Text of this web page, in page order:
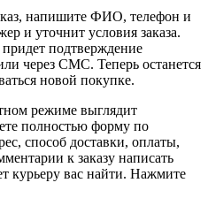
напишите ФИО, телефон и
и уточнит условия заказа.
придет подтверждение
через СМС. Теперь останется
новой покупке.
режиме выглядит
полностью форму по
способ доставки, оплаты,
к заказу написать
курьеру вас найти. Нажмите